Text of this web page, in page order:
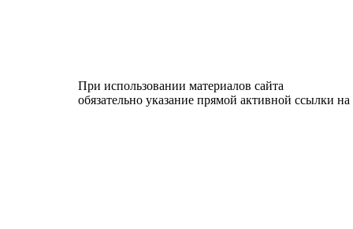
При использовании материалов сайта
обязательно указание прямой активной ссылки на